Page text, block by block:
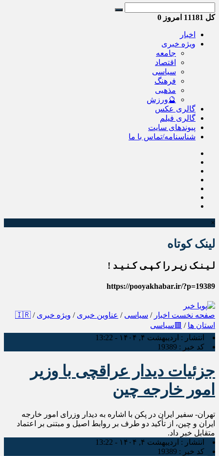
کل امروز 0
اخبار
ویژه خبری
جامعه
اقتصاد
سیاسی
فرهنگ
مذهبی
🔮ورزش
گالری عکس
گالری فیلم
پیوندهای سایت
شناسنامه/تماس با ما
×
لینک کوتاه
لـیـنـک زیـر را کـپـی کـنـیـد !
https://pooyakhabar.ir/?p=19389
صفحه نخست اخبار / سیاسی / عناوین خبری / ویژه خبری /
🇮🇷
استان ها / 🟥سیاسی
انتشار : اردیبهشت ۴, ۱۴۰۴ - 13:22
کد خبر : 19389
جزئیات دیدار عراقچی با وزیر
امور خارجه چین
تهران- سفیر ایران در پکن با اشاره به دیدار وزرای امور خارجه
ایران و چین، از تأکید دو طرف بر روابط اصیل و مبتنی بر اعتماد
متقابل خبر داد.
انتشار : اردیبهشت ۴, ۱۴۰۴ - 13:22
کد خبر : 19389